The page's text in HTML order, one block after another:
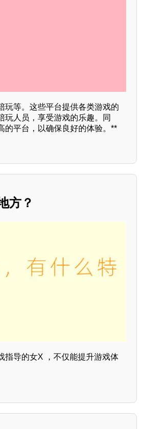
玩等。这些平台提供各类游戏的
玩人员，享受游戏的乐趣。同
的平台，以确保良好的体验。**
方？
指导的女X ，不仅能提升游戏体